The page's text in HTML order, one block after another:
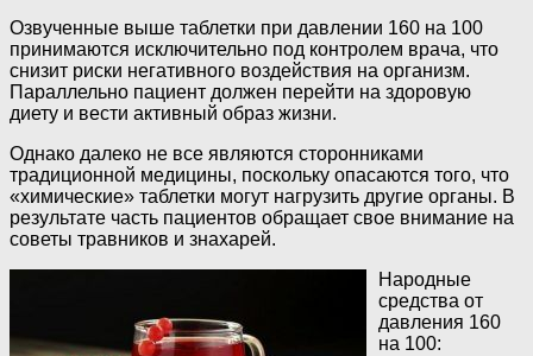
Озвученные выше таблетки при давлении 160 на 100
принимаются исключительно под контролем врача, что
снизит риски негативного воздействия на организм.
Параллельно пациент должен перейти на здоровую
диету и вести активный образ жизни.
Однако далеко не все являются сторонниками
традиционной медицины, поскольку опасаются того, что
«химические» таблетки могут нагрузить другие органы. В
результате часть пациентов обращает свое внимание на
советы травников и знахарей.
Народные
средства от
давления 160
на 100: